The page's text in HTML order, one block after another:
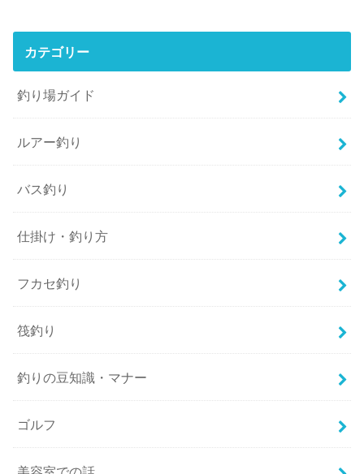
カテゴリー
釣り場ガイド
ルアー釣り
バス釣り
仕掛け・釣り方
フカセ釣り
筏釣り
釣りの豆知識・マナー
ゴルフ
美容室での話